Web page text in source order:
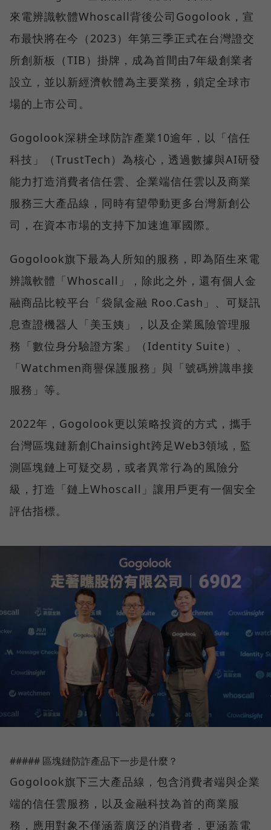
來電辨識軟體Whoscall背後公司Gogolook，宣
布最快將在今（2023）年第三季正式在台灣證交
所創新板（TIB）掛牌，成為首間由7年級創業者
設立，並以新經濟軟體為主要業務，鎖定全球市
場的上市公司。
Gogolook深耕全球防詐產業10逾年，以「信任
科技」（TrustTech）為核心，透過數據與AI研發
能力打造消費者信任雲、企業端信任雲以及商業
服務三大產品線，同時有望帶動更多台灣新創公
司，在資本市場的支持下加速進軍國際。
Gogolook旗下最為人所知的服務，即為陌生來電
辨識軟體「Whoscall」，除此之外，還有個人金
融商品比較平台「袋鼠金融 Roo.Cash」、可疑訊
息查證機器人「美玉姨」，以及企業風險管理服
務「數位身分驗證方案」（Identity Suite）、
「Watchmen商譽保護服務」與「號碼辨識串接
服務」等。
2022年，Gogolook更以策略投資的方式，攜手
台灣區塊鏈新創Chainsight跨足Web3領域，監
測區塊鏈上可疑交易，或者異常行為的風險分
級，打造「鏈上Whoscall」讓用戶更有一個安全
評估指標。
##### 區塊鏈防詐產品下一步是什麼？
Gogolook旗下三大產品線，包含消費者端與企業
端的信任雲服務，以及金融科技為首的商業服
務，應用對象不僅涵蓋廣泛的消費者，更涵蓋電